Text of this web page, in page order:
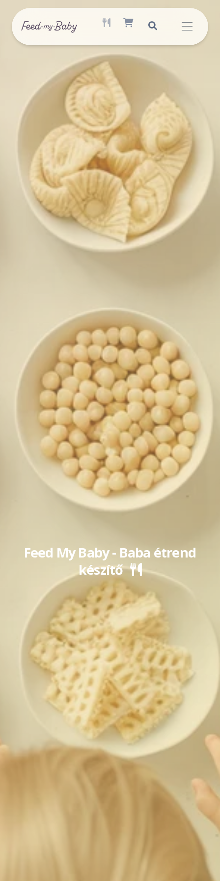
AKTÍV ÉTREND ELÉRHETŐ
SHOPPING CART ITEM COUNT
Feed My Baby - Baba étrend
készítő